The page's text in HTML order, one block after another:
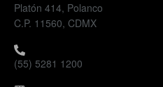
Platón 414, Polanco
C.P. 11560, CDMX
(55) 5281 1200